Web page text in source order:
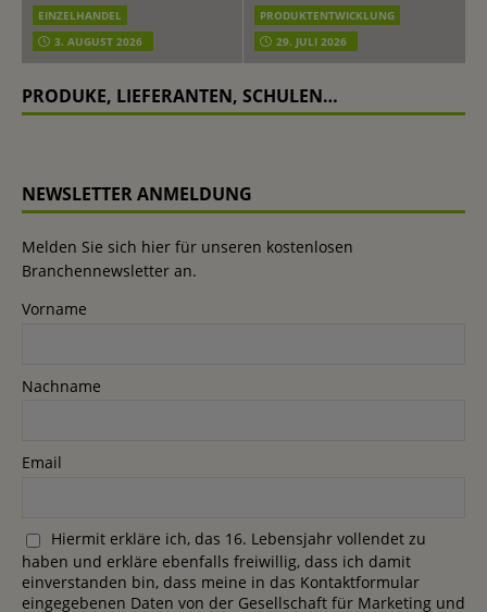
EINZELHANDEL
3. AUGUST 2026
PRODUKTENTWICKLUNG
29. JULI 2026
PRODUKE, LIEFERANTEN, SCHULEN…
NEWSLETTER ANMELDUNG
Melden Sie sich hier für unseren kostenlosen
Branchennewsletter an.
Vorname
Nachname
Email
Hiermit erkläre ich, das 16. Lebensjahr vollendet zu
haben und erkläre ebenfalls freiwillig, dass ich damit
einverstanden bin, dass meine in das Kontaktformular
eingegebenen Daten von der Gesellschaft für Marketing und